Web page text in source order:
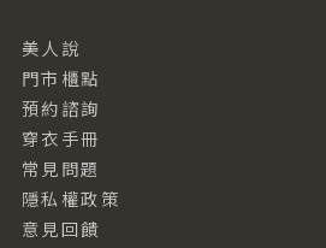
美人說
門市櫃點
預約諮詢
穿衣手冊
常見問題
隱私權政策
意見回饋